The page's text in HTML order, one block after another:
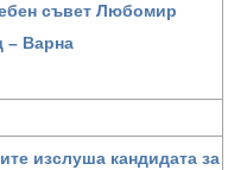
съвет Любомир
– Варна
изслуша кандидата за